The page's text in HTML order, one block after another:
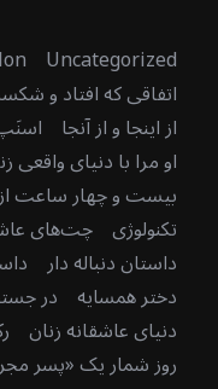
Uncategorized
اتفاقی که افتاد و
از اینجا و از آنجا
او مرا با دنیای
بیست و چهار ساعت
تکنولوژی چت‌های
داستان دنباله دار
دختر همسایه در
دنیای عاشقانه زنان
روز شمار یک «پسر